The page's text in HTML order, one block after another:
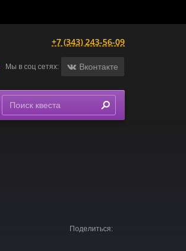
+7 (343) 243-56-09
Мы в соц сетях: Вконтакте
Поделиться: